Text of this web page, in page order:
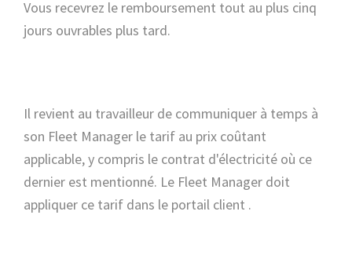
Vous recevrez le remboursement tout au plus cinq
jours ouvrables plus tard.
Il revient au travailleur de communiquer à temps à
son Fleet Manager le tarif au prix coûtant
applicable, y compris le contrat d'électricité où ce
dernier est mentionné. Le Fleet Manager doit
appliquer ce tarif dans le portail client .